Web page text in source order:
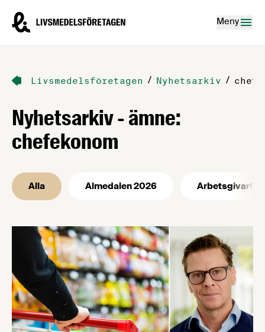
Livsmedelsföretagen – till startsidan
Meny
Livsmedelsföretagen / Nyhetsarkiv /
Nyhetsarkiv - ämne:
chefekonom
Alla Almedalen 2026